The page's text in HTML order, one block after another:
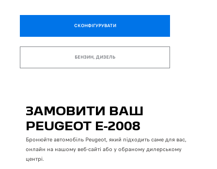
СКОНФІГУРУВАТИ
БЕНЗИН, ДИЗЕЛЬ
ЗАМОВИТИ ВАШ
PEUGEOT E-2008
Бронюйте автомобіль Peugeot, який підходить саме для вас,
онлайн на нашому веб-сайті або у обраному дилерському
центрі.